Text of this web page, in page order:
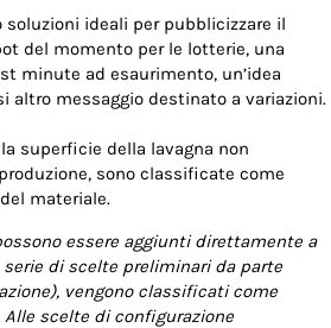
ideali per pubblicizzare il
del momento per le lotterie, una
minute ad esaurimento, un’idea
altro messaggio destinato a variazioni.
superficie della lavagna non
sono classificate come
materiale.
essere aggiunti direttamente a
serie di scelte preliminari da parte
vengono classificati come
scelte di configurazione